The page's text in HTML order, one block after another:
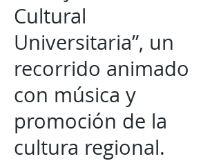
Cultural
Universitaria”, un
recorrido animado
con música y
promoción de la
cultura regional.